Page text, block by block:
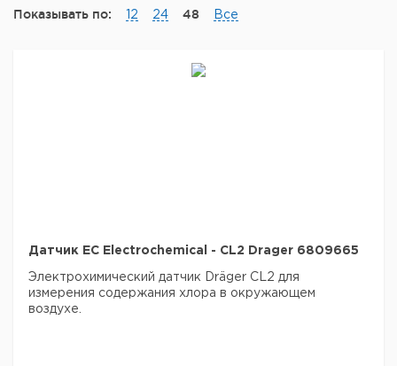
Показывать по: 12 24 48 Все
Датчик EC Electrochemical - CL2 Drager 6809665
Электрохимический датчик Dräger CL2 для
измерения содержания хлора в окружающем
воздухе.